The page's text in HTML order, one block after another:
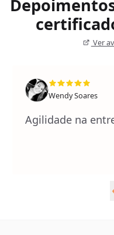
Ver
Wendy Soares
Agilidade na